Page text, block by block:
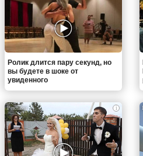
Ролик длится пару секунд, но
вы будете в шоке от
увиденного
i